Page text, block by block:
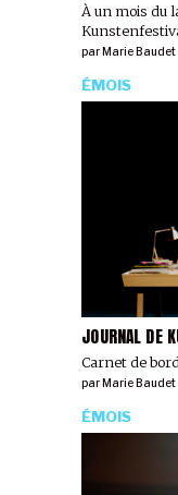
À un mois du
parMarie Baudet
JOURNAL DE
Carnet de
ÉMOIS
par Marie Baudet
ÉMOIS